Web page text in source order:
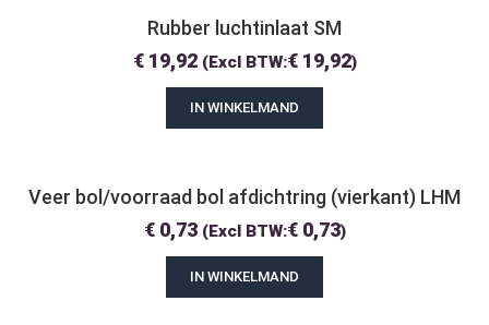
Rubber luchtinlaat SM
€19,92 (Excl BTW:€19,92)
IN WINKELMAND
Veer bol/voorraad bol afdichtring (vierkant) LHM
€0,73 (Excl BTW:€0,73)
IN WINKELMAND